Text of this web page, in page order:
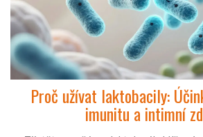
Proč užívat laktobacily:
imunitu a intimní